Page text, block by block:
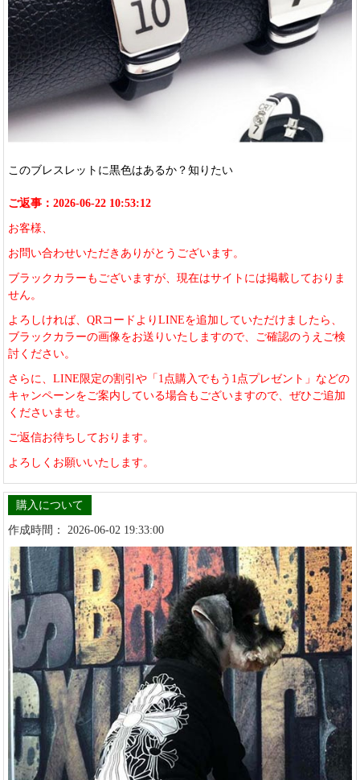
このブレスレットに黒色はあるか？知りたい
ご返事：2026-06-22 10:53:12
お客様、
お問い合わせいただきありがとうございます。
ブラックカラーもございますが、現在はサイトには掲載しておりま
せん。
よろしければ、QRコードよりLINEを追加していただけましたら、
ブラックカラーの画像をお送りいたしますので、ご確認のうえご検
討ください。
さらに、LINE限定の割引や「1点購入でもう1点プレゼント」などの
キャンペーンをご案内している場合もございますので、ぜひご追加
くださいませ。
ご返信お待ちしております。
よろしくお願いいたします。
購入について
作成時間： 2026-06-02 19:33:00